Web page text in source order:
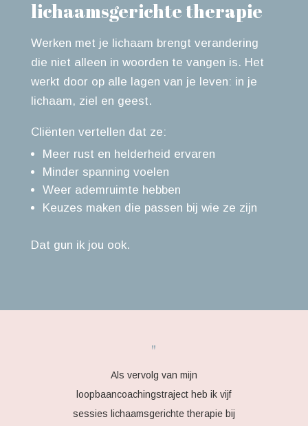
lichaamsgerichte therapie
Werken met je lichaam brengt verandering
die niet alleen in woorden te vangen is. Het
werkt door op alle lagen van je leven: in je
lichaam, ziel en geest.
Cliënten vertellen dat ze:
Meer rust en helderheid ervaren
Minder spanning voelen
Weer ademruimte hebben
Keuzes maken die passen bij wie ze zijn
Dat gun ik jou ook.
"
Als vervolg van mijn
loopbaancoachingstraject heb ik vijf
sessies lichaamsgerichte therapie bij